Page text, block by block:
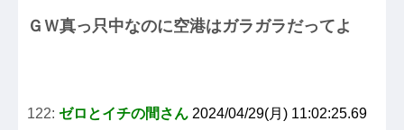
ＧＷ真っ只中なのに空港はガラガラだってよ
122: ゼロとイチの間さん 2024/04/29(月) 11:02:25.69